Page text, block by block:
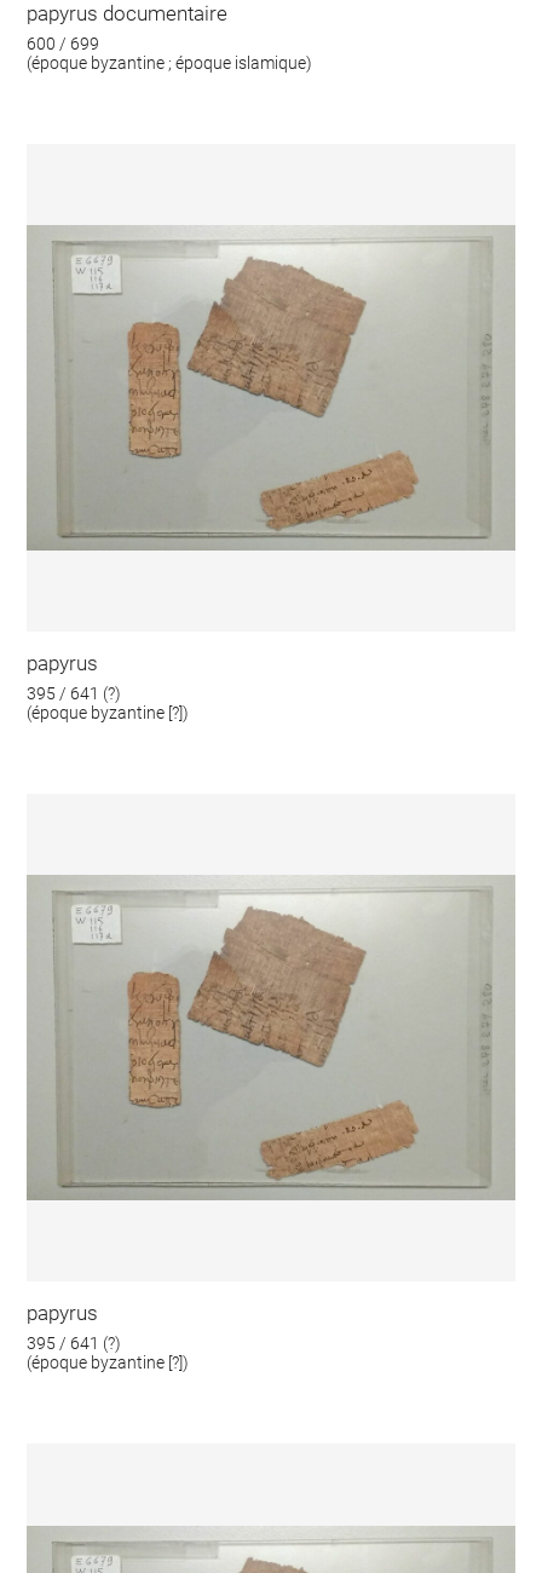
papyrus documentaire
600 / 699
(époque byzantine ; époque islamique)
papyrus
395 / 641 (?)
(époque byzantine [?])
papyrus
395 / 641 (?)
(époque byzantine [?])